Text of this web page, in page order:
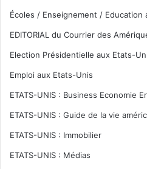
Écoles / Enseignement / Education
EDITORIAL du Courrier des
Election Présidentielle aux Etats-
Emploi aux Etats-Unis
ETATS-UNIS : Business Economie
ETATS-UNIS : Guide de la vie
ETATS-UNIS : Immobilier
ETATS-UNIS : Médias